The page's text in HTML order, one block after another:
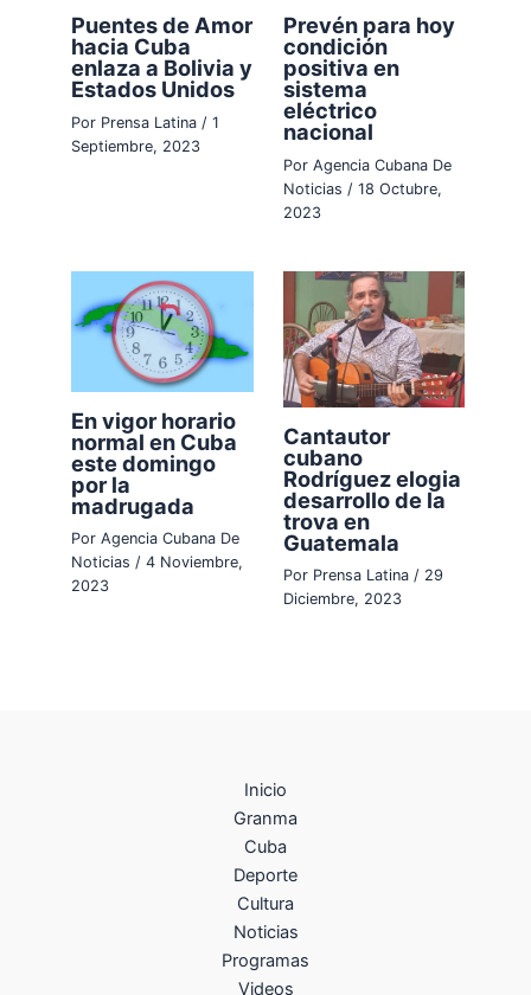
Puentes de Amor
hacia Cuba
enlaza a Bolivia y
Estados Unidos
Por Prensa Latina /1
Septiembre, 2023
Prevén para hoy
condición
positiva en
sistema
eléctrico
nacional
Por Agencia Cubana De
Noticias / 18 Octubre,
2023
En vigor horario
normal en Cuba
este domingo
por la
madrugada
PorAgencia Cubana De
Noticias /4 Noviembre,
2023
Cantautor
cubano
Rodríguez elogia
desarrollo de la
trova en
Guatemala
Por Prensa Latina / 29
Diciembre, 2023
Inicio
Granma
Cuba
Deporte
Cultura
Noticias
Programas
Videos